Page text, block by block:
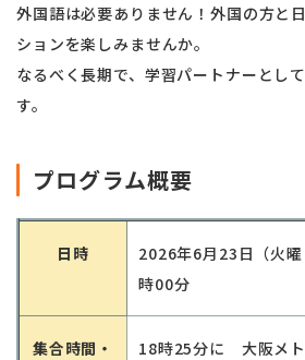
外国語は必要ありません！外国の方と
ションを楽しみませんか。
なるべく長期で、学習パートナーとし
す。
プログラム概要
日時
2026年6月23日（火
時00分
集合時間・
18時25分に 大阪メ